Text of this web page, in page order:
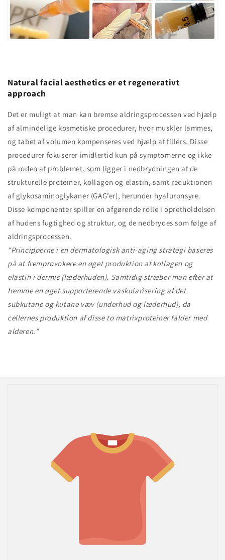
Natural facial aesthetics er et regenerativt
approach
Det er muligt at man kan bremse aldringsprocessen ved hjælp
af almindelige kosmetiske procedurer, hvor muskler lammes,
og tabet af volumen kompenseres ved hjælp af fillers. Disse
procedurer fokuserer imidlertid kun på symptomerne og ikke
på roden af problemet, som ligger i nedbrydningen af de
strukturelle proteiner, kollagen og elastin, samt reduktionen
af glykosaminoglykaner (GAG’er), herunder hyaluronsyre.
Disse komponenter spiller en afgørende rolle i opretholdelsen
af hudens fugtighed og struktur, og de nedbrydes som følge af
aldringsprocessen.
“Principperne i en dermatologisk anti-aging strategi baseres
på at fremprovokere en øget produktion af kollagen og
elastin i dermis (læderhuden). Samtidig stræber man efter at
fremme en øget supporterende vaskularisering af det
subkutane og kutane væv (underhud og læderhud), da
cellernes produktion af disse to matrixproteiner falder med
alderen.”